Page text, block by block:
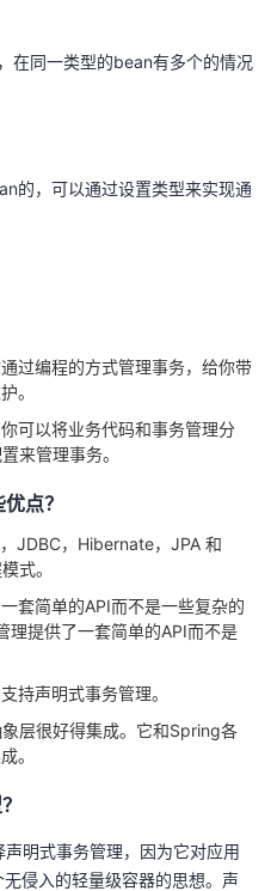
同一类型的bean有多个的情况
的，可以通过设置类型来实现通
过编程的方式管理事务，给你带
。
可以将业务代码和事务管理分
来管理事务。
点？
JDBC，Hibernate，JPA 和
式。
套简单的API而不是一些复杂的
理提供了一套简单的API而不是
持声明式事务管理。
层很好得集成。它和Spring各
。
明式事务管理，因为它对应用
侵入的轻量级容器的思想。声